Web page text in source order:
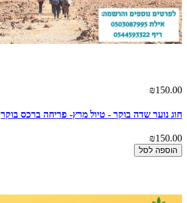
₪150.00
חוג נוער שדה בוקר - טיול מרץ- פריחה ברכס בוקר
₪150.00
הוספה לסל